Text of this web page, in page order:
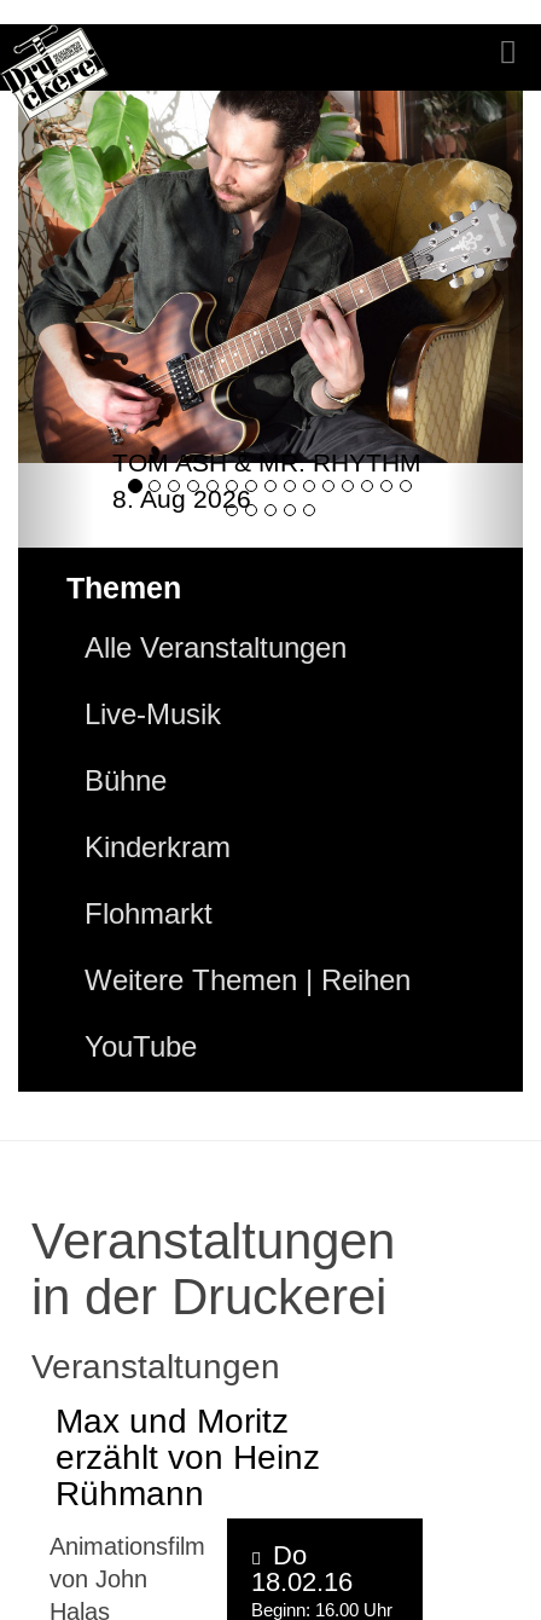
TOM ASH & MR. RHYTHM
8. Aug 2026
Themen
Alle Veranstaltungen
Live-Musik
Bühne
Kinderkram
Flohmarkt
Weitere Themen | Reihen
YouTube
Veranstaltungen
in der Druckerei
Veranstaltungen
Max und Moritz
erzählt von Heinz
Rühmann
Animationsfilm
von John
Halas
Do
18.02.16
Beginn: 16.00 Uhr